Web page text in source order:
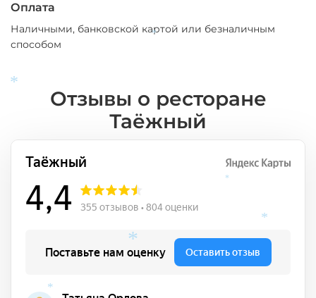
Оплата
Наличными, банковской картой или безналичным
способом
Отзывы о ресторане
Таёжный
*